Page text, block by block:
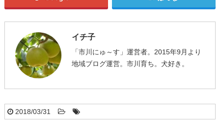
イチ子
「市川にゅ～す」運営者。2015年9月より
地域ブログ運営。市川育ち。犬好き。
2018/03/31